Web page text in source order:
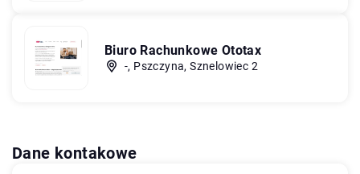
Biuro Rachunkowe Ototax
-, Pszczyna, Sznelowiec 2
Dane kontakowe